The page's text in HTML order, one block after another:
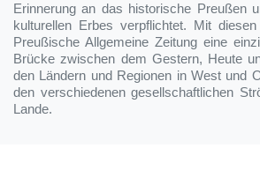
Erinnerung an das historische Preußen
kulturellen Erbes verpflichtet. Mit
Preußische Allgemeine Zeitung eine
Brücke zwischen dem Gestern, Heute
den Ländern und Regionen in West und
den verschiedenen gesellschaftlichen
Lande.